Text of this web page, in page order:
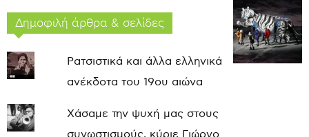
Δημοφιλή άρθρα & σελίδες
Ρατσιστικά και άλλα ελληνικά
ανέκδοτα του 19ου αιώνα
Χάσαμε την ψυχή μας στους